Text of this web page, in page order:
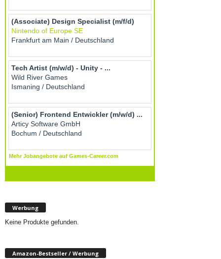
Werbung
Keine Produkte gefunden.
Amazon-Bestseller / Werbung